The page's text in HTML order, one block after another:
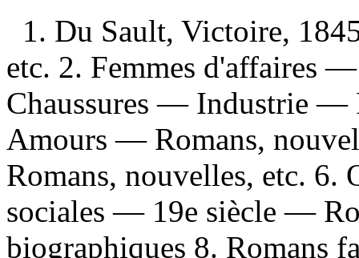
1. Du Sault, Victoire,
etc. 2. Femmes d'affaires
Chaussures — Industrie —
Amours — Romans,
Romans, nouvelles, etc.
sociales — 19e siècle —
biographiques 8. Romans